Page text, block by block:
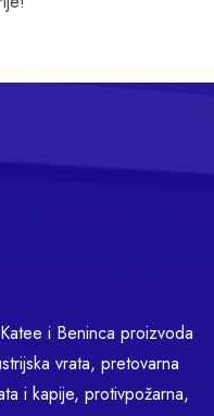
i Beninca proizvoda
vrata, pretovarna
i kapije, protivpožarna,